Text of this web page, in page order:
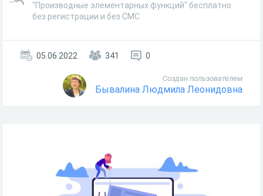
"Производные элементарных функций" бесплатно
без регистрации и без СМС
05.06.2022 341 0
Создан пользователем
Бывалина Людмила Леонидовна